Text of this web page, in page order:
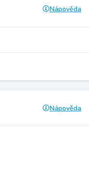
Nápověda
Nápověda